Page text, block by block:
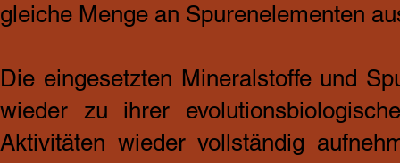
gleiche Menge an Spurenelementen
Die eingesetzten Mineralstoffe und
wieder zu ihrer
Aktivitäten wieder vollständig